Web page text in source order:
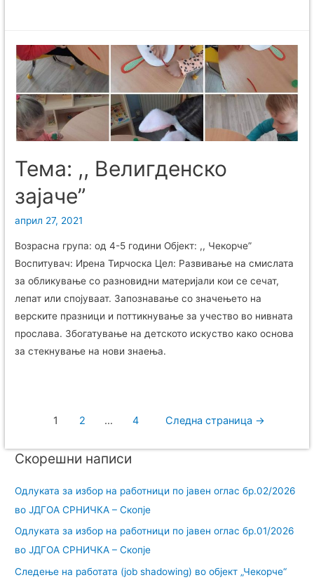
Тема: ,, Велигденско
зајаче”
април 27, 2021
Возрасна група: од 4-5 години Објект: ,, Чекорче”
Воспитувач: Ирена Тирчоска Цел: Развивање на смислата
за обликување со разновидни материјали кои се сечат,
лепат или спојуваат. Запознавање со значењето на
верските празници и поттикнување за учество во нивната
прослава. Збогатување на детското искуство како основа
за стекнување на нови знаења.
1 2 … 4 Следна страница →
Скорешни написи
Одлуката за избор на работници по јавен оглас бр.02/2026
во ЈДГОА СРНИЧКА – Скопје
Одлуката за избор на работници по јавен оглас бр.01/2026
во ЈДГОА СРНИЧКА – Скопје
Следење на работата (job shadowing) во објект „Чекорче“